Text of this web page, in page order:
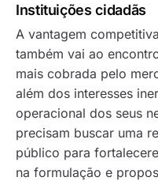
Instituições cidadãs
A vantagem
também vai ao
mais cobrada pelo
além dos interesses
operacional dos seus
precisam buscar uma
público para
na formulação e